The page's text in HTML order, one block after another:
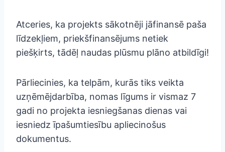
Atceries, ka projekts sākotnēji jāfinansē paša
līdzekļiem, priekšfinansējums netiek
piešķirts, tādēļ naudas plūsmu plāno atbildīgi!
Pārliecinies, ka telpām, kurās tiks veikta
uzņēmējdarbība, nomas līgums ir vismaz 7
gadi no projekta iesniegšanas dienas vai
iesniedz īpašumtiesību apliecinošus
dokumentus.